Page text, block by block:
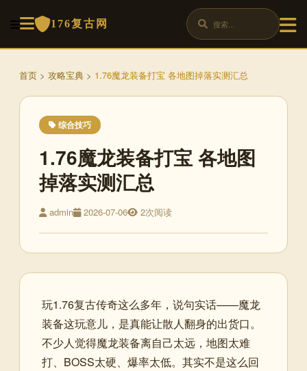
176复古网
首页 > 攻略宝典 > 1.76魔龙装备打宝 各地图掉落实测汇总
综合技巧
1.76魔龙装备打宝 各地图
掉落实测汇总
admin 2026-07-06 2次阅读
玩1.76复古传奇这么多年，说句实话——魔龙
装备这玩意儿，是真能让散人翻身的出货口。
不少人觉得魔龙装备离自己太远，地图太难
打、BOSS太硬、爆率太低。其实不是这么回